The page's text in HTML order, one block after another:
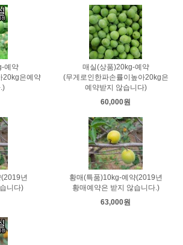
예약
20kg은예약
매실(상품)20kg-예약
(무게로인한파손률이높아20kg은
예약받지 않습니다)
60,000원
년
니다)
황매(특품)10kg-예약(2019년
황매예약은 받지 않습니다.)
63,000원